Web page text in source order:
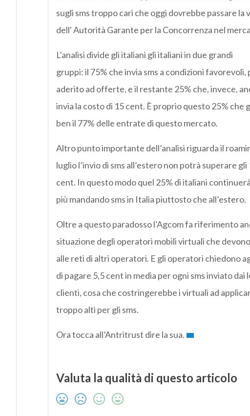
sugli sms troppo cari che oggi dovrebbe passare la
dell' Autorità Garante per la Concorrenza nel
L’analisi divide gli italiani gli italiani in due grandi
gruppi: il 75% che invia sms a condizioni favorevoli,
aderito ad offerte, e il restante 25% che, invece,
invia la costo di 15 cent. È proprio questo 25% che
ben il 77% delle entrate di questo mercato.
Altro punto importante dell’analisi riguarda il
luglio l’invio di sms all’estero non potrà superare gli
cent. In questo modo quel 25% di italiani
più mandando sms in Italia piuttosto che all’estero.
Oltre a questo paradosso l’Agcom fa riferimento
situazione degli operatori mobili virtuali che
alle reti di altri operatori. E gli operatori chiedono
di pagare 5,5 cent in media per ogni sms inviato dai
clienti, cosa che costringerebbe i virtuali ad
troppo alti per gli sms.
Ora tocca all’Antritrust dire la sua.
Valuta la qualità di questo articolo